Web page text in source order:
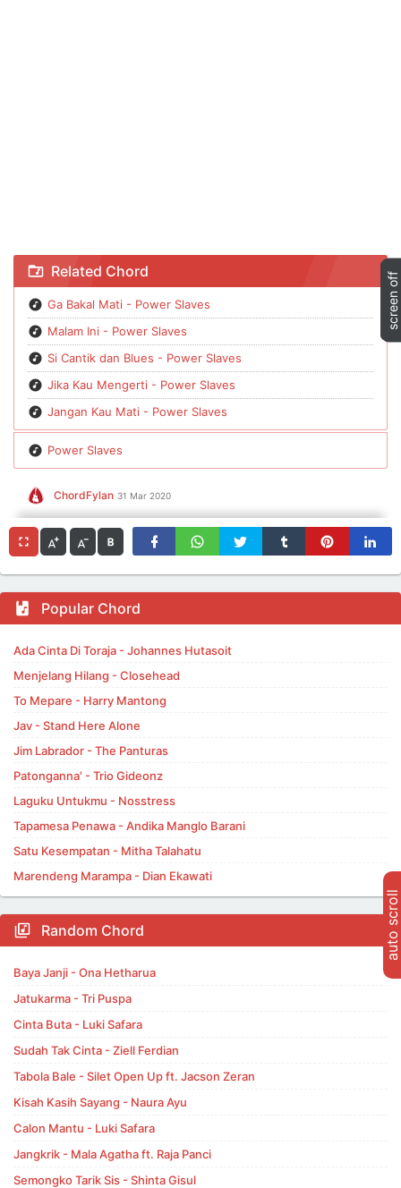
Chord Malam Ini - Power Slaves
Related Chord
Ga Bakal Mati - Power Slaves
Malam Ini - Power Slaves
Si Cantik dan Blues - Power Slaves
Jika Kau Mengerti - Power Slaves
Jangan Kau Mati - Power Slaves
Power Slaves
ChordFylan 31 Mar 2020
Popular Chord
Ada Cinta Di Toraja - Johannes Hutasoit
Menjelang Hilang - Closehead
To Mepare - Harry Mantong
Jav - Stand Here Alone
Jim Labrador - The Panturas
Patonganna' - Trio Gideonz
Laguku Untukmu - Nosstress
Tapamesa Penawa - Andika Manglo Barani
Satu Kesempatan - Mitha Talahatu
Marendeng Marampa - Dian Ekawati
Random Chord
Baya Janji - Ona Hetharua
Jatukarma - Tri Puspa
Cinta Buta - Luki Safara
Sudah Tak Cinta - Ziell Ferdian
Tabola Bale - Silet Open Up ft. Jacson Zeran
Kisah Kasih Sayang - Naura Ayu
Calon Mantu - Luki Safara
Jangkrik - Mala Agatha ft. Raja Panci
Semongko Tarik Sis - Shinta Gisul
auto scroll